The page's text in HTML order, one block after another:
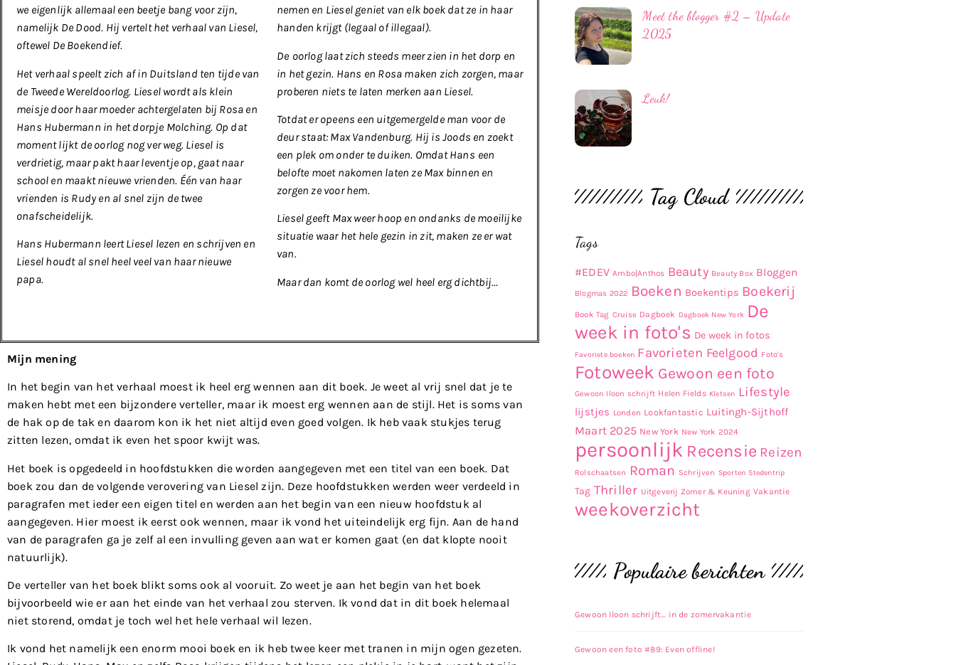
we eigenlijk allemaal een beetje bang voor zijn,
namelijk De Dood. Hij vertelt het verhaal van Liesel,
oftewel De Boekendief.
Het verhaal speelt zich af in Duitsland ten tijde van
de Tweede Wereldoorlog. Liesel wordt als klein
meisje door haar moeder achtergelaten bij Rosa en
Hans Hubermann in het dorpje Molching. Op dat
moment lijkt de oorlog nog ver weg. Liesel is
verdrietig, maar pakt haar leventje op, gaat naar
school en maakt nieuwe vrienden. Één van haar
vrienden is Rudy en al snel zijn de twee
onafscheidelijk.
Hans Hubermann leert Liesel lezen en schrijven en
Liesel houdt al snel heel veel van haar nieuwe
papa.
nemen en Liesel geniet van elk boek dat ze in haar
handen krijgt (legaal of illegaal).
De oorlog laat zich steeds meer zien in het dorp en
in het gezin. Hans en Rosa maken zich zorgen, maar
proberen niets te laten merken aan Liesel.
Totdat er opeens een uitgemergelde man voor de
deur staat: Max Vandenburg. Hij is Joods en zoekt
een plek om onder te duiken. Omdat Hans een
belofte moet nakomen laten ze Max binnen en
zorgen ze voor hem.
Liesel geeft Max weer hoop en ondanks de moeilijke
situatie waar het hele gezin in zit, maken ze er wat
van.
Maar dan komt de oorlog wel heel erg dichtbij…
Mijn mening
In het begin van het verhaal moest ik heel erg wennen aan dit boek. Je weet al vrij snel dat je te
maken hebt met een bijzondere verteller, maar ik moest erg wennen aan de stijl. Het is soms van
de hak op de tak en daarom kon ik het niet altijd even goed volgen. Ik heb vaak stukjes terug
zitten lezen, omdat ik even het spoor kwijt was.
Het boek is opgedeeld in hoofdstukken die worden aangegeven met een titel van een boek. Dat
boek zou dan de volgende verovering van Liesel zijn. Deze hoofdstukken werden weer verdeeld in
paragrafen met ieder een eigen titel en werden aan het begin van een nieuw hoofdstuk al
aangegeven. Hier moest ik eerst ook wennen, maar ik vond het uiteindelijk erg fijn. Aan de hand
van de paragrafen ga je zelf al een invulling geven aan wat er komen gaat (en dat klopte nooit
natuurlijk).
De verteller van het boek blikt soms ook al vooruit. Zo weet je aan het begin van het boek
bijvoorbeeld wie er aan het einde van het verhaal zou sterven. Ik vond dat in dit boek helemaal
niet storend, omdat je toch wel het hele verhaal wil lezen.
Ik vond het namelijk een enorm mooi boek en ik heb twee keer met tranen in mijn ogen gezeten.
Meet the blogger #2 – Update
2025
Leuk!
Tag Cloud
Tags
#EDEV Ambo|Anthos Beauty Beauty Box Bloggen
Blogmas 2022 Boeken Boekentips Boekerij
Book Tag Cruise Dagboek Dagboek New York De
week in foto's De week in fotos
Favoriete boeken Favorieten Feelgood Foto's
Fotoweek Gewoon een foto
Gewoon Iloon schrijft Helen Fields Kletsen Lifestyle
lijstjes Londen Lookfantastic Luitingh-Sijthoff
Maart 2025 New York New York 2024
persoonlijk Recensie Reizen
Rolschaatsen Roman Schrijven Sporten Stedentrip
Tag Thriller Uitgeverij Zomer & Keuning Vakantie
weekoverzicht
Populaire berichten
Gewoon Iloon schrijft… in de zomervakantie
Gewoon een foto #89: Even offline!